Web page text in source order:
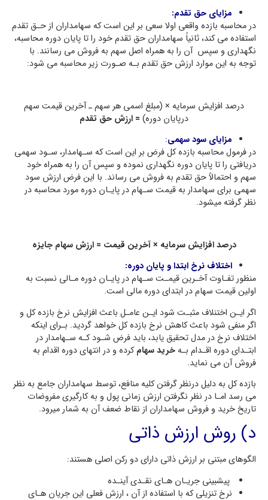
مزایاي حق تقدم:
در محاسبه بازده واقعی اولا سعی بر این است که سهامداران از حـق تقدم
استفاده می کند، ثانیاً سهامداران حق تقدم خود را تا پایان دوره محاسبه،
نگهداري و سپس آن را به همراه اصل سهم به فروش می رسانند. با
توجه به این موارد ارزش حق تقدم بـه صـورت زیر محاسبه می شود:
درصد افزایش سرمایه × (مبلغ اسمی هر سهم ـ آخرین قیمت سهم
درپایان دوره) = ارزش حق تقدم
مزایاي سود سهمی:
در فرمول محاسبه بازده کل فرض بر این است که سـهامدار، سـود سهمی
دریافتی را تا پایان دوره نگهداري نموده و سپس آن را به همراه خود
سهم و احتمالاً حق تقدم به فروش می رساند. با این فرض ارزش سود
سهمی براي سهامدار به قیمت سـهام در پایـان دوره مورد محاسبه در
نظر گرفته میشود.
درصد افزایش سرمایه × آخرین قیمت = ارزش سهام جایزه
اختلاف نرخ ابتدا و پایان دوره:
منظور تفـاوت آخـرین قیمـت سـهام در پایـان دوره مـالی نسبت به
اولین قیمت سهام در ابتداي دوره مالی است.
اگر ایـن اختنلاف مثبـت شود ایـن عامـل باعث افزایش نرخ بازده کل و
اگر منفی شود باعث کاهش نرخ بازده کل خواهد گردید. بـراي اینکه
اختلاف نرخ در مدل تحقیق یابد، باید فرض شـود کـه سـهامدار در
ابتـداي دوره اقـدام بـهخرید سهامکرده و در انتهاي دوره اقدام به
فروش آن می نماید.
بازده کل به دلیل درنظر گرفتن کلیه منافع، توسط سهامداران جامع به نظر
می رسد امـا در نظر نگرفتن ارزش زمانی پول و به کارگیري مفروضات
تاریخ خرید و فروش سهامداران از نقاط ضعف آن به شمار میرود.
د) روش ارزش ذاتی
الگوهاي مبتنی بر ارزش ذاتی داراي دو رکن اصلی هستند:
پیشبینی جریـان هـاي نقـدي آینـده
نرخ تنزیلی که با استفاده از آن ، ارزش فعلی این جریان هـاي